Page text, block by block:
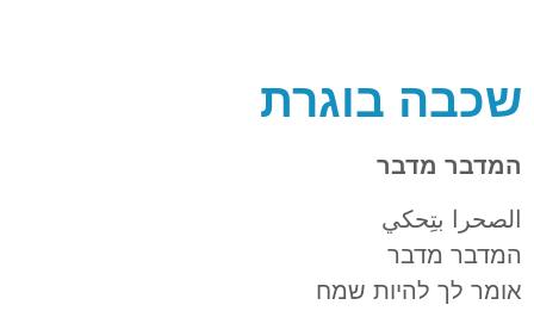
שכבה בוגרת
המדבר מדבר
الصحرا بتِحكي
המדבר מדבר
אומר לך להיות שמח